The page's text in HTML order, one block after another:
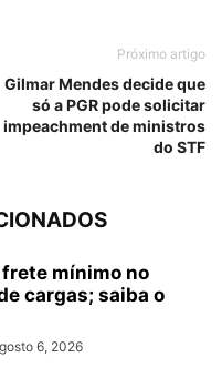
Próximo artigo
Gilmar Mendes decide que
só a PGR pode solicitar
impeachment de ministros
do STF
mínimo no
cargas; saiba o
6, 2026